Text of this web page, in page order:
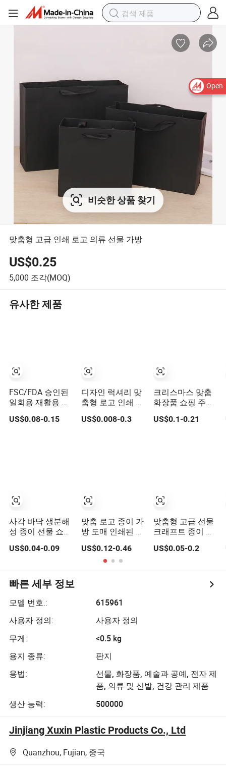
Open
비슷한 상품 찾기
맞춤형 고급 인쇄 로고 의류 선물 가방
US$0.25
5,000 조각(MOQ)
유사한 제품
FSC/FDA 승인된
일회용 재활용 가
능 테이크아웃 포
장 패스트푸드 크
US$0.08-0.15
사각 바닥 생분해
성 종이 선물 쇼핑
트 종이 가방
US$0.04-0.09
디자인 럭셔리 맞
춤형 로고 인쇄 크
래프트 선물 포장
종이 가방
US$0.008-0.3
맞춤 로고 종이 가
방 도매 인쇄된 종
가방 포장 온라인
US$0.12-0.46
크리스마스 맞춤
화장품 쇼핑 주얼
리 웨딩 선물 카톤
핸들 크래프트 천
US$0.1-0.21
맞춤형 고급 선물
크래프트 종이 가
US$0.05-0.2
빠른 세부 정보
모델 번호.:
615961
사용자 정의:
사용자 정의
무게:
<0.5 kg
용지 종류:
판지
용법:
선물, 화장품, 예술과 공예, 전자 제
품, 의류 및 신발, 건강 관리 제품
생산 능력:
500000
Jinjiang Xuxin Plastic Products Co., Ltd
Quanzhou, Fujian, 중국